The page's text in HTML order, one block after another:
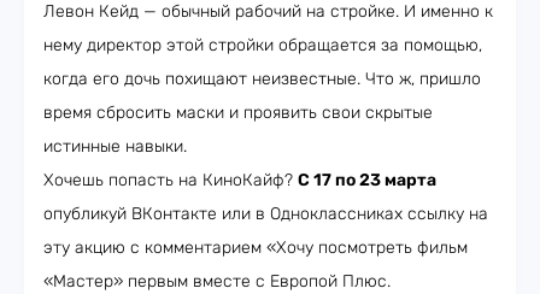
Левон Кейд — обычный рабочий на стройке. И именно к
нему директор этой стройки обращается за помощью,
когда его дочь похищают неизвестные. Что ж, пришло
время сбросить маски и проявить свои скрытые
истинные навыки.
Хочешь попасть на КиноКайф? С 17 по 23 марта
опубликуй ВКонтакте или в Одноклассниках ссылку на
эту акцию с комментарием «Хочу посмотреть фильм
«Мастер» первым вместе с Европой Плюс.